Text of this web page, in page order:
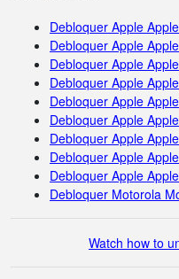
Debloquer Apple
Debloquer Apple
Debloquer Apple
Debloquer Apple
Debloquer Apple
Debloquer Apple
Debloquer Apple
Debloquer Apple
Debloquer Apple
Debloquer Motorola
Watch how to